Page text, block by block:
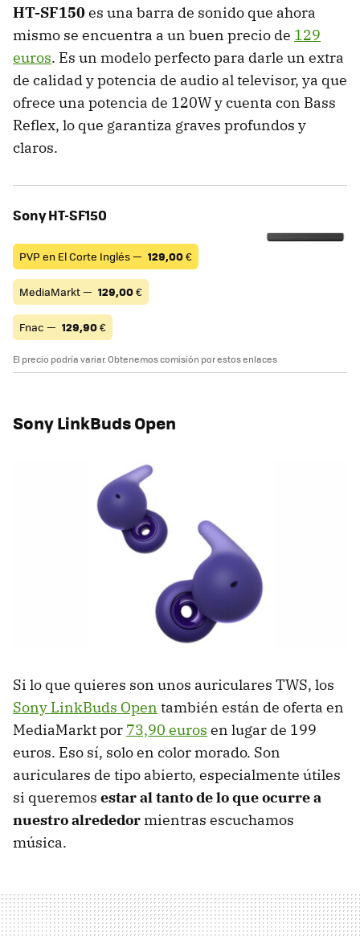
HT-SF150es una barra de sonido que ahora
mismo se encuentra a un buen precio de 129
euros. Es un modelo perfecto para darle un extra
de calidad y potencia de audio al televisor, ya que
ofrece una potencia de 120W y cuenta con Bass
Reflex, lo que garantiza graves profundos y
claros.
Sony HT-SF150
PVP en El Corte Inglés — 129,00€
MediaMarkt — 129,00€
Fnac — 129,90€
El precio podría variar. Obtenemos comisión por estos enlaces
Sony LinkBuds Open
Si lo que quieres son unos auriculares TWS, los
Sony LinkBuds Open también están de oferta en
MediaMarkt por 73,90 euros en lugar de 199
euros. Eso sí, solo en color morado. Son
auriculares de tipo abierto, especialmente útiles
si queremos estar al tanto de lo que ocurre a
nuestro alrededor mientras escuchamos
música.